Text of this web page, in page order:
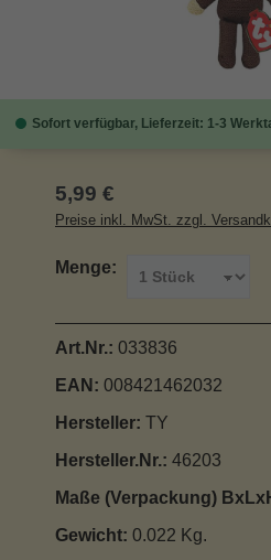
Sofort verfügbar, Lieferzeit: 1-3
Regulärer Preis:
5,99 €
Preise inkl. MwSt. zzgl.
Menge:
Art.Nr.: 033836
EAN: 008421462032
Hersteller: TY
Hersteller.Nr.: 46203
Maße (Verpackung)
Gewicht: 0.022 Kg.